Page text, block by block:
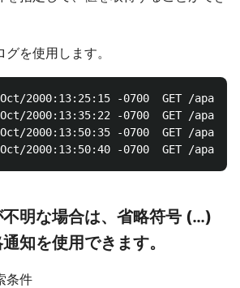
を使用します。
2000:13:25:15 -0700  GET /
2000:13:35:22 -0700  GET /
2000:13:50:35 -0700  GET /
不明な場合は、省略符号 (…)
知を使用できます。
条件